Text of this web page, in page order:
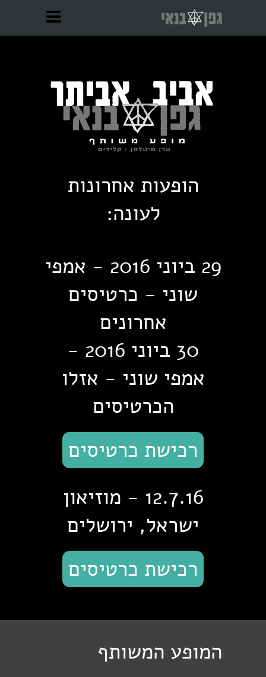
הופעות אחרונות
לעונה:
29 ביוני 2016 - אמפי
שוני - כרטיסים
אחרונים
30 ביוני 2016 -
אמפי שוני - אזלו
הכרטיסים
רכישת כרטיסים
12.7.16 - מוזיאון
ישראל, ירושלים
רכישת כרטיסים
המופע המשותף